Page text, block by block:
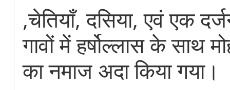
,चेतियाँ, दसिया, एवं एक
गावों में हर्षोल्लास के साथ
का नमाज अदा किया गया।